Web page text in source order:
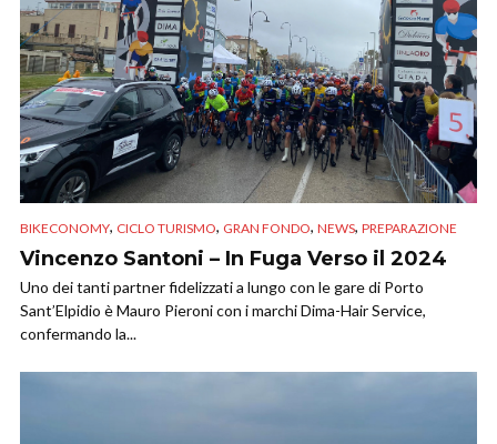
BIKECONOMY, CICLO TURISMO, GRAN FONDO, NEWS, PREPARAZIONE
Vincenzo Santoni – In Fuga Verso il 2024
Uno dei tanti partner fidelizzati a lungo con le gare di Porto
Sant’Elpidio è Mauro Pieroni con i marchi Dima-Hair Service,
confermando la...